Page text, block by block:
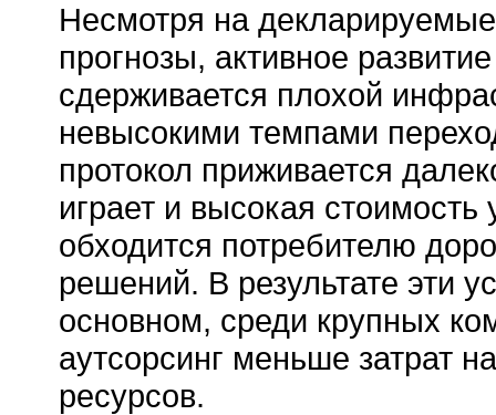
Несмотря на
прогнозы, активное
сдерживается плохой
невысокими темпами
протокол приживается
играет и высокая
обходится потребителю
решений. В результате эти
основном, среди крупных
аутсорсинг меньше затрат
ресурсов.